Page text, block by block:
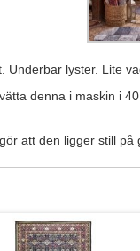
Underbar lyster. Lite
denna i maskin i
att den ligger still på